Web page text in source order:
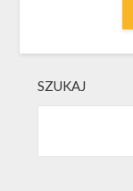
SZUKAJ